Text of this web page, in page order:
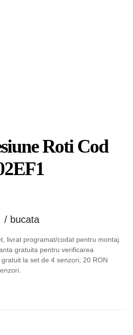
Roti Cod
Prețul
curent
este:
/ bucata
livrat programat/codat pentru montaj.
gratuita pentru verificarea
la set de 4 senzori; 20 RON